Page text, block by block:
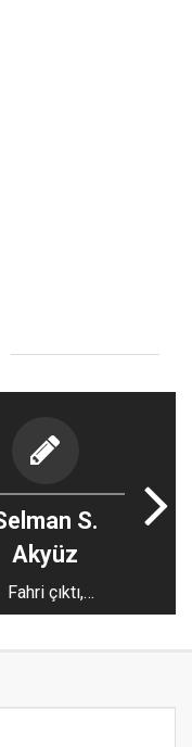
S.
Akyüz
Fahri çıktı,
kazandı